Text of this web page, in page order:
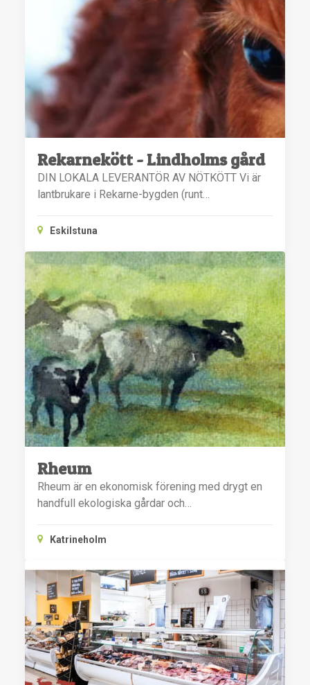
Rekarnekött - Lindholms gård
DIN LOKALA LEVERANTÖR AV NÖTKÖTT Vi är
lantbrukare i Rekarne-bygden (runt…
Eskilstuna
Rheum
Rheum är en ekonomisk förening med drygt en
handfull ekologiska gårdar och…
Katrineholm